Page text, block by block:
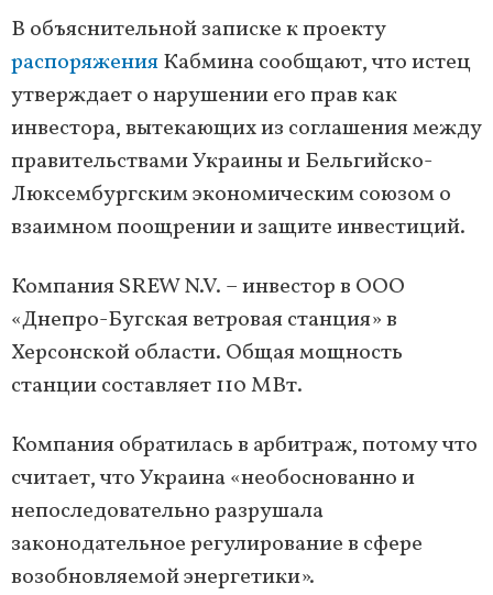
В объяснительной записке к проекту
распоряженияКабмина сообщают, что истец
утверждает о нарушении его прав как
инвестора, вытекающих из соглашения между
правительствами Украины и Бельгийско-
Люксембургским экономическим союзом о
взаимном поощрении и защите инвестиций.
Компания SREW N.V. – инвестор в ООО
«Днепро-Бугская ветровая станция» в
Херсонской области. Общая мощность
станции составляет 110 МВт.
Компания обратилась в арбитраж, потому что
считает, что Украина «необоснованно и
непоследовательно разрушала
законодательное регулирование в сфере
возобновляемой энергетики».